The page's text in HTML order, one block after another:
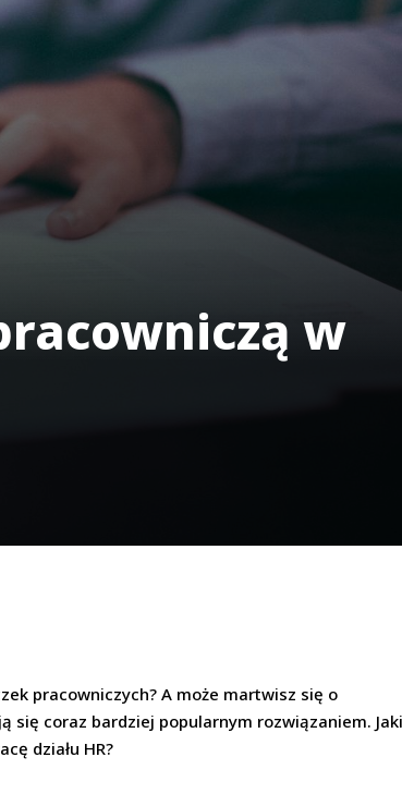
w
pracowniczych? A może martwisz się o
się coraz bardziej popularnym rozwiązaniem.
działu HR?